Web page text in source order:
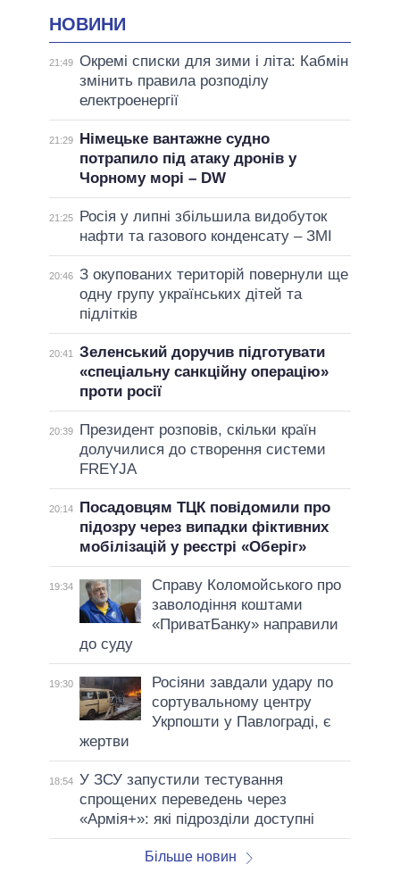
НОВИНИ
21:49 Окремі списки для зими і літа: Кабмін
змінить правила розподілу
електроенергії
21:29
Німецьке вантажне судно
потрапило під атаку дронів у
Чорному морі – DW
21:25
Росія у липні збільшила видобуток
нафти та газового конденсату – ЗМІ
20:46 З окупованих територій повернули ще
одну групу українських дітей та
підлітків
20:41
Зеленський доручив підготувати
«спеціальну санкційну операцію»
проти росії
20:39
Президент розповів, скільки країн
долучилися до створення системи
FREYJA
20:14
Посадовцям ТЦК повідомили про
підозру через випадки фіктивних
мобілізацій у реєстрі «Оберіг»
19:34
Справу Коломойського про
заволодіння коштами
«ПриватБанку» направили
до суду
19:30
Росіяни завдали удару по
сортувальному центру
Укрпошти у Павлограді, є
жертви
18:54 У ЗСУ запустили тестування
спрощених переведень через
«Армія+»: які підрозділи доступні
Більше новин